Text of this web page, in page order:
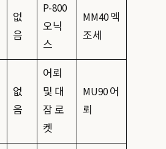
없
음
P-800
오닉
스
MM40 엑
조세
없
음
어뢰
및 대
잠 로
켓
MU90 어
뢰